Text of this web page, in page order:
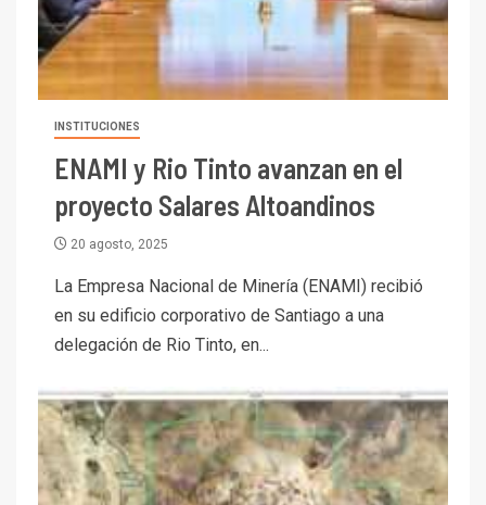
INSTITUCIONES
ENAMI y Rio Tinto avanzan en el
proyecto Salares Altoandinos
20 agosto, 2025
La Empresa Nacional de Minería (ENAMI) recibió
en su edificio corporativo de Santiago a una
delegación de Rio Tinto, en...
3
PIB minero impacta el
crecimiento regional: Banco
Central reporta resultados
trimestre
4 I+D
Informe bimensual de
Cochilco: precio del cobre
alcanza máximos por escasez
de concentrados